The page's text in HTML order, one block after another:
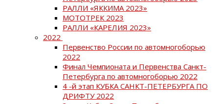
РАЛЛИ «ЯККИМА 2023»
МОТОТРЕК 2023
РАЛЛИ «КАРЕЛИЯ 2023»
2022
Первенство России по автомногоборью
2022
Финал Чемпионата и Первенства Санкт-
Петербурга по автомногоборью 2022
4 -й этап КУБКА САНКТ-ПЕТЕРБУРГА ПО
ДРИФТУ 2022